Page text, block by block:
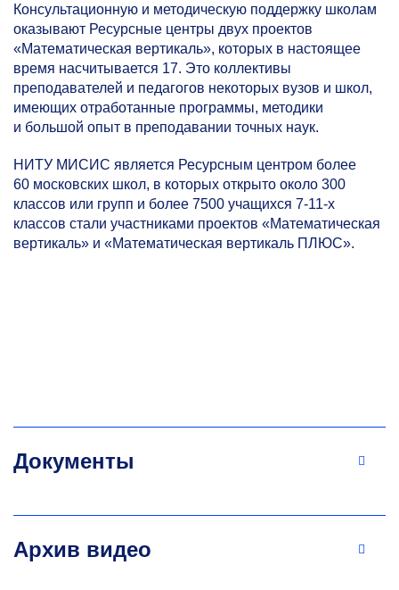
Консультационную и методическую поддержку школам
оказывают Ресурсные центры двух проектов
«Математическая вертикаль», которых в настоящее
время насчитывается 17. Это коллективы
преподавателей и педагогов некоторых вузов и школ,
имеющих отработанные программы, методики
и большой опыт в преподавании точных наук.
НИТУ МИСИС является Ресурсным центром более
60 московских школ, в которых открыто около 300
классов или групп и более 7500 учащихся 7-11-х
классов стали участниками проектов «Математическая
вертикаль» и «Математическая вертикаль ПЛЮС».
Документы
Архив видео